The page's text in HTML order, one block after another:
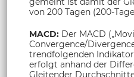
von 200 Tagen (200-
MACD: Der MACD
Convergence/
trendfolgenden
erfolgt anhand der
Gleitender